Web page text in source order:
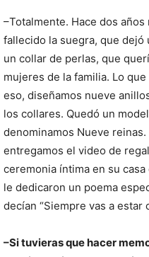
–Totalmente. Hace dos
fallecido la suegra, que dejó
un collar de perlas, que
mujeres de la familia. Lo
eso, diseñamos nueve
los collares. Quedó un
denominamos Nueve
entregamos el video de
ceremonia íntima en su
le dedicaron un poema
decían “Siempre vas a estar
–Si tuvieras que hacer